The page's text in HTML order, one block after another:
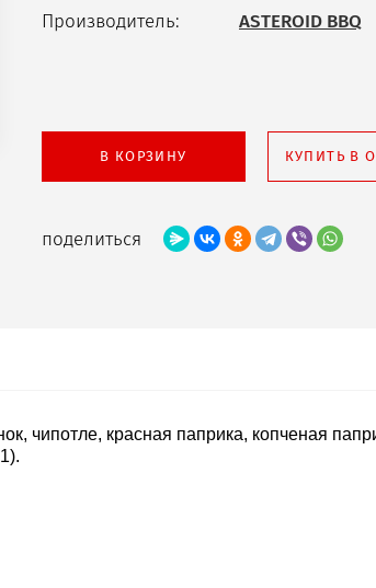
Производитель: ASTEROID BBQ
В КОРЗИНУ КУПИТЬ В
поделиться
чипотле, красная паприка, копченая